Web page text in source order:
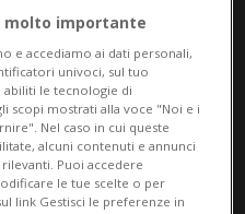
molto importante
e accediamo ai dati personali,
univoci, sul tuo
abiliti le tecnologie di
scopi mostrati alla voce "Noi e i
Nel caso in cui queste
alcuni contenuti e annunci
Puoi accedere
le tue scelte o per
link Gestisci le preferenze in